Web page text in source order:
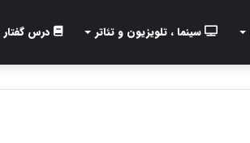
سینما ، تلویزیون و تئاتر درس گفتار